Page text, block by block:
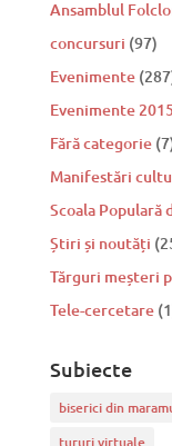
Ansamblul
concursuri (97)
Evenimente
Evenimente 2015
Fără categorie
Manifestări
Scoala Populară
Știri și noutăți
Tărguri meșteri
Tele-cercetare
Subiecte
biserici din
tururi virtuale